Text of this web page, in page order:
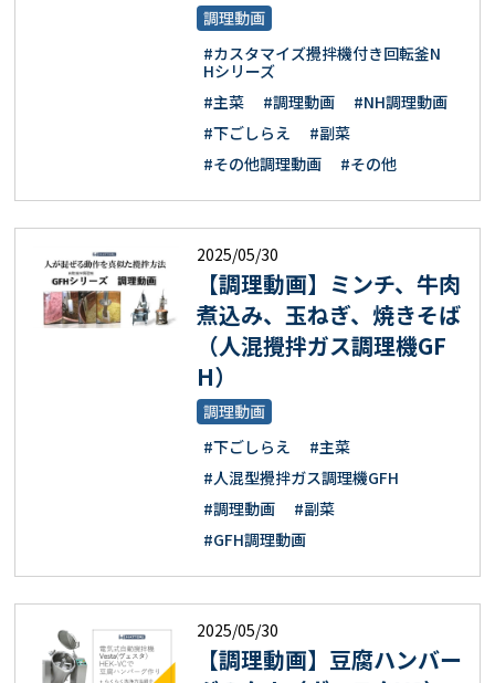
調理動画
#カスタマイズ攪拌機付き回転釜N
Hシリーズ
#主菜
#調理動画
#NH調理動画
#下ごしらえ
#副菜
#その他調理動画
#その他
2025/05/30
【調理動画】ミンチ、牛肉
煮込み、玉ねぎ、焼きそば​
（人混攪拌ガス調理機GF
H）
調理動画
#下ごしらえ
#主菜
#人混型攪拌ガス調理機GFH
#調理動画
#副菜
#GFH調理動画
2025/05/30
【調理動画】豆腐ハンバー